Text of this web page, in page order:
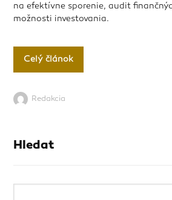
na efektívne sporenie, audit
možnosti investovania.
Celý článok
Redakcia
Hledat